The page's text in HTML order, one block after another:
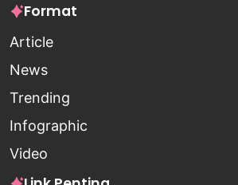
Format
Article
News
Trending
Infographic
Video